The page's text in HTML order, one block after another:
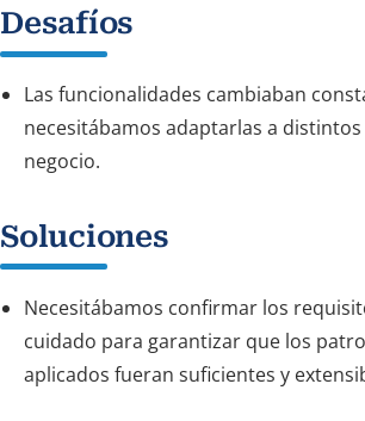
Desafíos
Las funcionalidades cambiaban
necesitábamos adaptarlas a
negocio.
Soluciones
Necesitábamos confirmar los
cuidado para garantizar que los
aplicados fueran suficientes y